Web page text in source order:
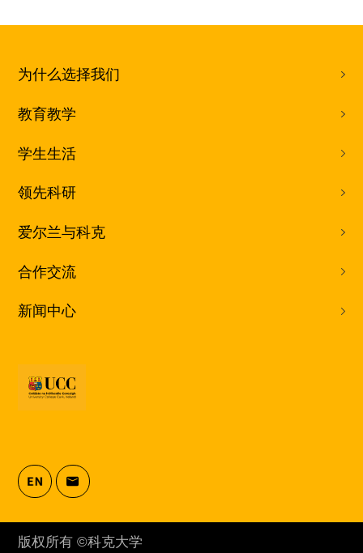
为什么选择我们
教育教学
学生生活
领先科研
爱尔兰与科克
合作交流
新闻中心
版权所有 ©科克大学